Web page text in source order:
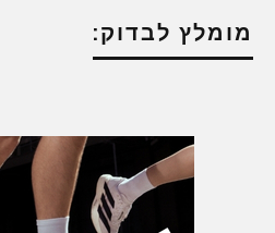
מומלץ לבדוק: